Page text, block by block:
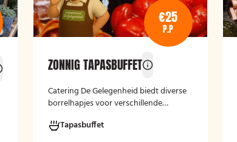
€25
P.P
ZONNIG TAPASBUFFET
Catering De Gelegenheid biedt diverse
borrelhapjes voor verschillende
verjaardag, receptie of andere
Tapasbuffet